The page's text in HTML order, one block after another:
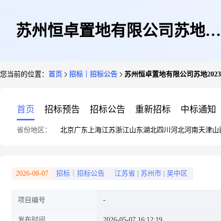
苏州恒卓置地有限公司苏地
您当前的位置： 首页 招标｜招标公告 苏州恒卓置地有限公司苏地
首页 招标预告 招标公告 重新招标 中标通知
省份地区： 北京广东 上海江苏浙江山东湖北四川 河北河南天津山
2026-08-07 招标｜招标公告 江苏省 苏州市 吴中区
项目编号